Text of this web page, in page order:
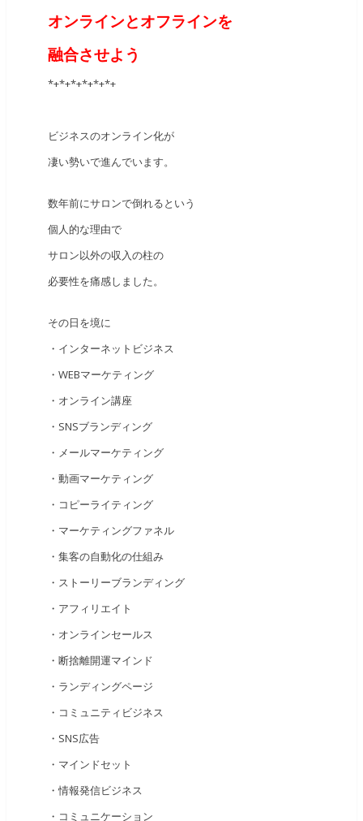
オンラインとオフラインを
融合させよう
*+*+*+*+*+*+
ビジネスのオンライン化が
凄い勢いで進んでいます。
数年前にサロンで倒れるという
個人的な理由で
サロン以外の収入の柱の
必要性を痛感しました。
その日を境に
・インターネットビジネス
・WEBマーケティング
・オンライン講座
・SNSブランディング
・メールマーケティング
・動画マーケティング
・コピーライティング
・マーケティングファネル
・集客の自動化の仕組み
・ストーリーブランディング
・アフィリエイト
・オンラインセールス
・断捨離開運マインド
・ランディングページ
・コミュニティビジネス
・SNS広告
・マインドセット
・情報発信ビジネス
・コミュニケーション